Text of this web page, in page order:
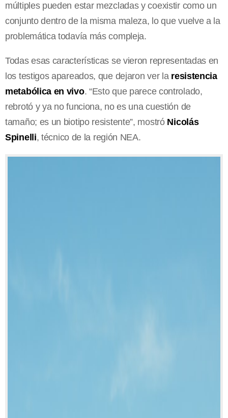
múltiples pueden estar mezcladas y coexistir como un
conjunto dentro de la misma maleza, lo que vuelve a la
problemática todavía más compleja.
Todas esas características se vieron representadas en
los testigos apareados, que dejaron ver la resistencia
metabólica en vivo. “Esto que parece controlado,
rebrotó y ya no funciona, no es una cuestión de
tamaño; es un biotipo resistente”, mostró Nicolás
Spinelli, técnico de la región NEA.